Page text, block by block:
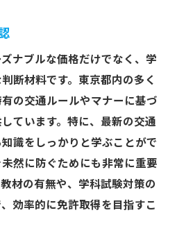
ナブルな価格だけでなく、学
断材料です。東京都内の多く
の交通ルールやマナーに基づ
ています。特に、最新の交通
識をしっかりと学ぶことがで
然に防ぐためにも非常に重要
材の有無や、学科試験対策の
効率的に免許取得を目指すこ